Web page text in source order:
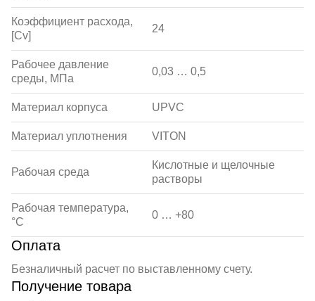
Коэффициент расхода,
[Сv]
24
Рабочее давление
среды, МПа
0,03 … 0,5
Материал корпуса UPVC
Материал уплотнения VITON
Рабочая среда
Кислотные и щелочные
растворы
Рабочая температура,
°С
0 … +80
Оплата
Безналичный расчет по выставленному счету.
Получение товара